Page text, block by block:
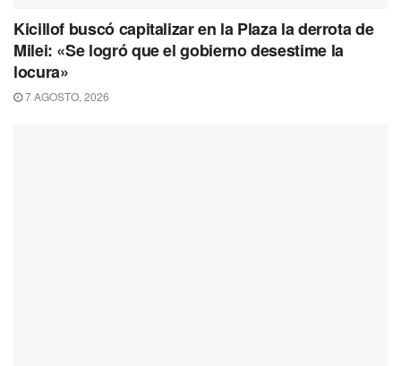
Kicillof buscó capitalizar en la Plaza la derrota de
Milei: «Se logró que el gobierno desestime la
locura»
7 AGOSTO, 2026